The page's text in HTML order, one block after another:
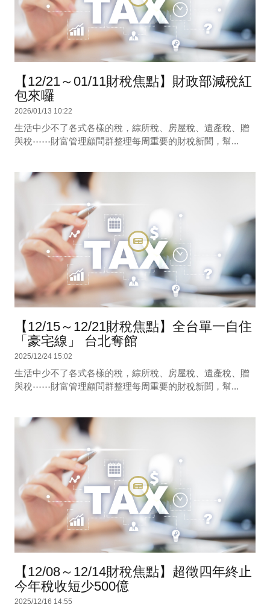
【12/21～01/11財稅焦點】財政部減稅紅
包來囉
2026/01/13 10:22
生活中少不了各式各樣的稅，綜所稅、房屋稅、遺產稅、贈
與稅⋯⋯財富管理顧問群整理每周重要的財稅新聞，幫...
【12/15～12/21財稅焦點】全台單一自住
「豪宅線」 台北奪館
2025/12/24 15:02
生活中少不了各式各樣的稅，綜所稅、房屋稅、遺產稅、贈
與稅⋯⋯財富管理顧問群整理每周重要的財稅新聞，幫...
【12/08～12/14財稅焦點】超徵四年終止
今年稅收短少500億
2025/12/16 14:55